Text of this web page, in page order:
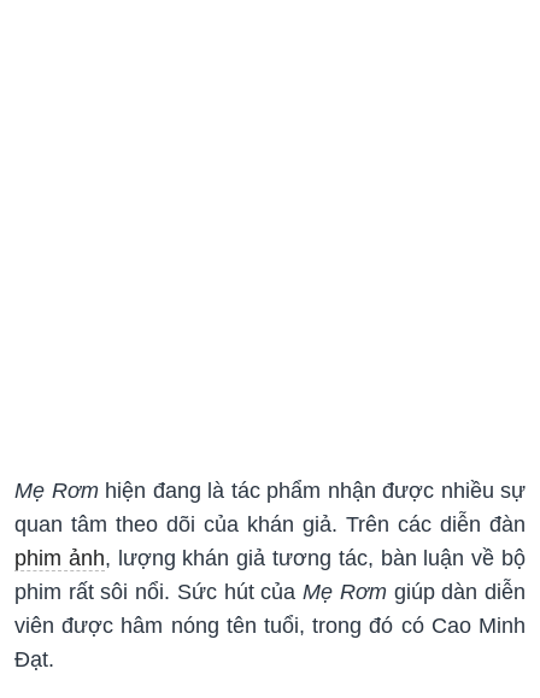
Mẹ Rơm hiện đang là tác phẩm nhận được nhiều sự
quan tâm theo dõi của khán giả. Trên các diễn đàn
phim ảnh, lượng khán giả tương tác, bàn luận về bộ
phim rất sôi nổi. Sức hút củaMẹ Rơmgiúp dàn diễn
viên được hâm nóng tên tuổi, trong đó có Cao Minh
Đạt.